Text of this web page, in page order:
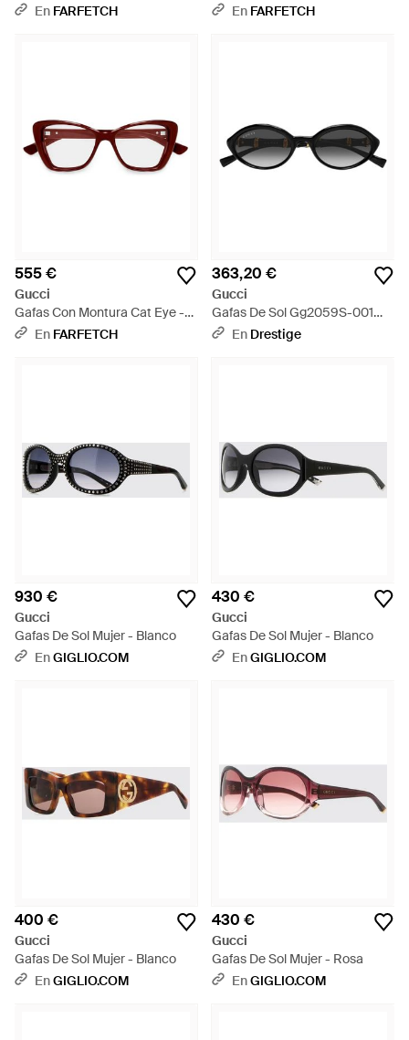
Interlocking G - Negro
En FARFETCH Cuadrada - Marrón
En FARFETCH
555 €
Gucci
Gafas Con Montura Cat Eye -
RojoEn FARFETCH
363,20 €
Gucci
Gafas De Sol Gg2059S-001
Mujer - Negro
En Drestige
930 €
Gucci
Gafas De Sol Mujer - Blanco
EnGIGLIO.COM
430 €
Gucci
Gafas De Sol Mujer - Blanco
EnGIGLIO.COM
400 €
Gucci
Gafas De Sol Mujer - Blanco
EnGIGLIO.COM
430 €
Gucci
Gafas De Sol Mujer - Rosa
EnGIGLIO.COM